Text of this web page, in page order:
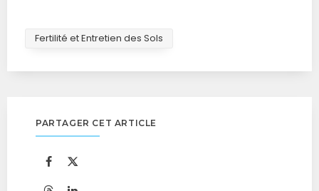
Fertilité et Entretien des Sols
PARTAGER CET ARTICLE